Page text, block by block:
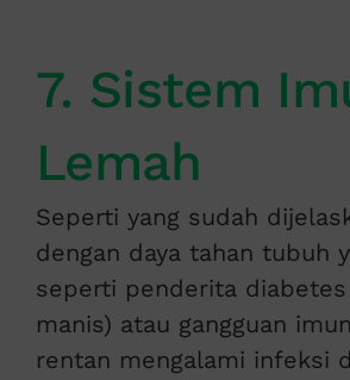
7. Sistem
Lemah
Seperti yang sudah
dengan daya tahan tubuh
seperti penderita diabetes
manis) atau gangguan
rentan mengalami infeksi